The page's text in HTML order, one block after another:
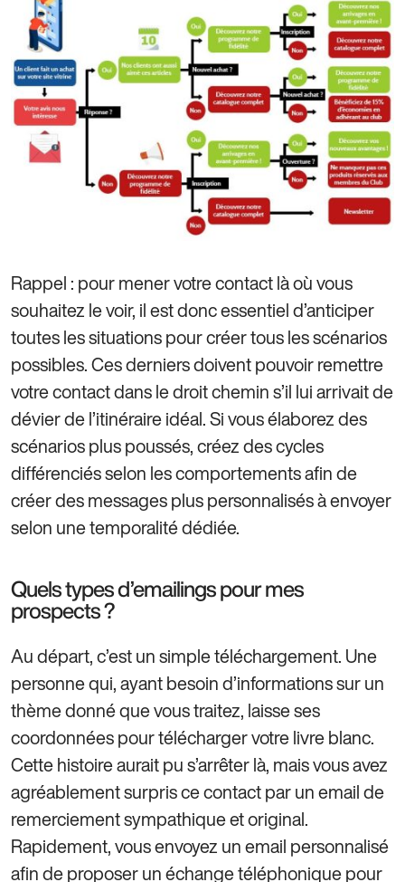
Rappel : pour mener votre contact là où vous
souhaitez le voir, il est donc essentiel d’anticiper
toutes les situations pour créer tous les scénarios
possibles. Ces derniers doivent pouvoir remettre
votre contact dans le droit chemin s’il lui arrivait de
dévier de l’itinéraire idéal. Si vous élaborez des
scénarios plus poussés, créez des cycles
différenciés selon les comportements afin de
créer des messages plus personnalisés à envoyer
selon une temporalité dédiée.
Quels types d’emailings pour mes
prospects ?
Au départ, c’est un simple téléchargement. Une
personne qui, ayant besoin d’informations sur un
thème donné que vous traitez, laisse ses
coordonnées pour télécharger votre livre blanc.
Cette histoire aurait pu s’arrêter là, mais vous avez
agréablement surpris ce contact par un email de
remerciement sympathique et original.
Rapidement, vous envoyez un email personnalisé
afin de proposer un échange téléphonique pour